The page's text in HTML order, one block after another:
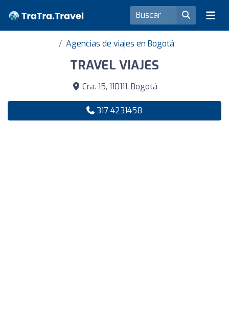
Agencias de viajes en Bogotá
TRAVEL VIAJES
Cra. 15, 110111, Bogotá
317 4231458